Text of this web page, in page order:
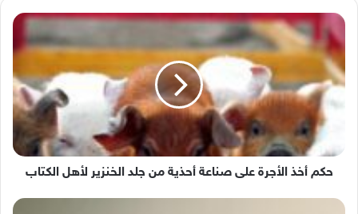
حكم
أخذ
الأجرة
على
صناعة
أحذية
الخنزير
لأهلحكم أخذ الأجرة على صناعة أحذية من جلد الخنزير لأهل الكتاب
حكم